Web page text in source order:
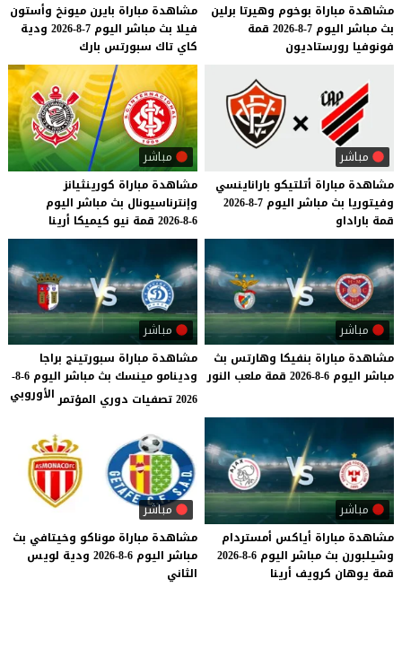
مشاهدة مباراة بوخوم وهيرتا برلين
بث مباشر اليوم 7-8-2026
قمة
فونوفيا رورستاديون
مشاهدة مباراة بايرن ميونخ وأستون
فيلا بث مباشر اليوم 7-8-2026
ودية
كاي تاك سبورتس بارك
مباشر
مشاهدة مباراة أتلتيكو باراناينسي
وفيتوريا بث مباشر اليوم 7-8-2026
قمة باراداو
مباشر
مشاهدة مباراة كورينثيانز
وإنترناسيونال بث مباشر اليوم
6-8-2026
قمة نيو كيميكا أرينا
مباشر
مشاهدة مباراة بنفيكا وهارتس بث
مباشر اليوم 6-8-2026 قمة ملعب النور
مباشر
مشاهدة مباراة سبورتينج براجا
ودينامو مينسك بث مباشر اليوم 6-8-
2026 تصفيات دوري المؤتمر
الأوروبي
مباشر
مشاهدة مباراة أياكس أمستردام
وشيلبورن بث مباشر اليوم 6-8-2026
قمة يوهان كرويف أرينا
مباشر
مشاهدة مباراة موناكو وخيتافي بث
مباشر اليوم 6-8-2026 ودية لويس
الثاني